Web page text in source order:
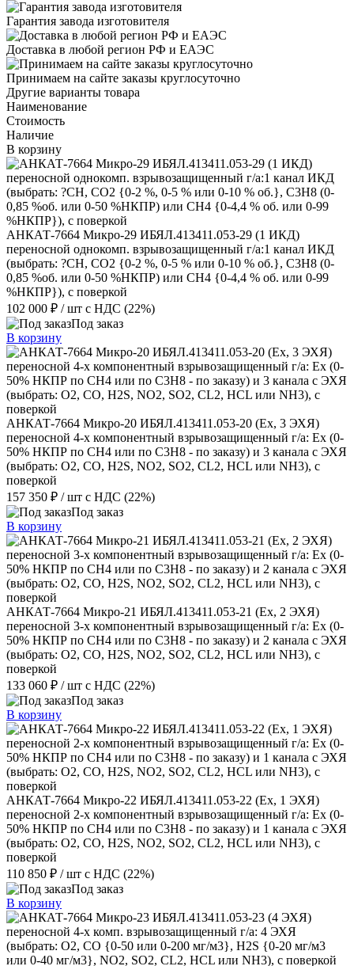
Гарантия завода изготовителя
Доставка в любой регион РФ и ЕАЭС
Принимаем на сайте заказы круглосуточно
Другие варианты товара
Наименование
Стоимость
Наличие
В корзину
АНКАТ-7664 Микро-29 ИБЯЛ.413411.053-29 (1 ИКД)
переносной однокомп. взрывозащищенный г/а:1 канал ИКД
(выбрать: ?CH, СО2 {0-2 %, 0-5 % или 0-10 % об.}, С3Н8 (0-
0,85 %об. или 0-50 %НКПР) или СН4 {0-4,4 % об. или 0-99
%НКПР}), с поверкой
102 000 ₽ / шт с НДС (22%)
Под заказ
В корзину
АНКАТ-7664 Микро-20 ИБЯЛ.413411.053-20 (Ex, 3 ЭХЯ)
переносной 4-х компонентный взрывозащищенный г/а: Ex (0-
50% НКПР по СН4 или по С3Н8 - по заказу) и 3 канала с ЭХЯ
(выбрать: О2, CO, H2S, NО2, SО2, CL2, HCL или NH3), с
поверкой
157 350 ₽ / шт с НДС (22%)
Под заказ
В корзину
АНКАТ-7664 Микро-21 ИБЯЛ.413411.053-21 (Ex, 2 ЭХЯ)
переносной 3-х компонентный взрывозащищенный г/а: Ex (0-
50% НКПР по СН4 или по С3Н8 - по заказу) и 2 канала с ЭХЯ
(выбрать: О2, CO, H2S, NО2, SО2, CL2, HCL или NH3), с
поверкой
133 060 ₽ / шт с НДС (22%)
Под заказ
В корзину
АНКАТ-7664 Микро-22 ИБЯЛ.413411.053-22 (Ex, 1 ЭХЯ)
переносной 2-х компонентный взрывозащищенный г/а: Ex (0-
50% НКПР по СН4 или по С3Н8 - по заказу) и 1 канала с ЭХЯ
(выбрать: О2, CO, H2S, NО2, SО2, CL2, HCL или NH3), с
поверкой
110 850 ₽ / шт с НДС (22%)
Под заказ
В корзину